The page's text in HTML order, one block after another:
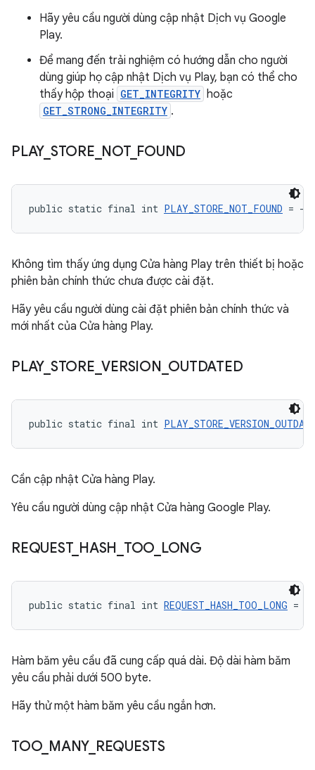
Hãy yêu cầu người dùng cập nhật Dịch vụ Google
Play.
Để mang đến trải nghiệm có hướng dẫn cho người
dùng giúp họ cập nhật Dịch vụ Play, bạn có thể cho
thấy hộp thoại GET_INTEGRITY hoặc
GET_STRONG_INTEGRITY .
PLAY_ STORE NOT_ FOUND
public static final int PLAY_STORE_NOT_FOUND = -2
Không tìm thấy ứng dụng Cửa hàng Play trên thiết bị hoặc
phiên bản chính thức chưa được cài đặt.
Hãy yêu cầu người dùng cài đặt phiên bản chính thức và
mới nhất của Cửa hàng Play.
PLAY_ STORE _VERSION OUTDATED
public static final int
Cần cập nhật Cửa hàng Play.
Yêu cầu người dùng cập nhật Cửa hàng Google Play.
REQUEST_ HASH TOO LONG
public static final int REQUEST_HASH_TOO_LONG = -
Hàm băm yêu cầu đã cung cấp quá dài. Độ dài hàm băm
yêu cầu phải dưới 500 byte.
Hãy thử một hàm băm yêu cầu ngắn hơn.
TOO_ MANY_ REQUESTS